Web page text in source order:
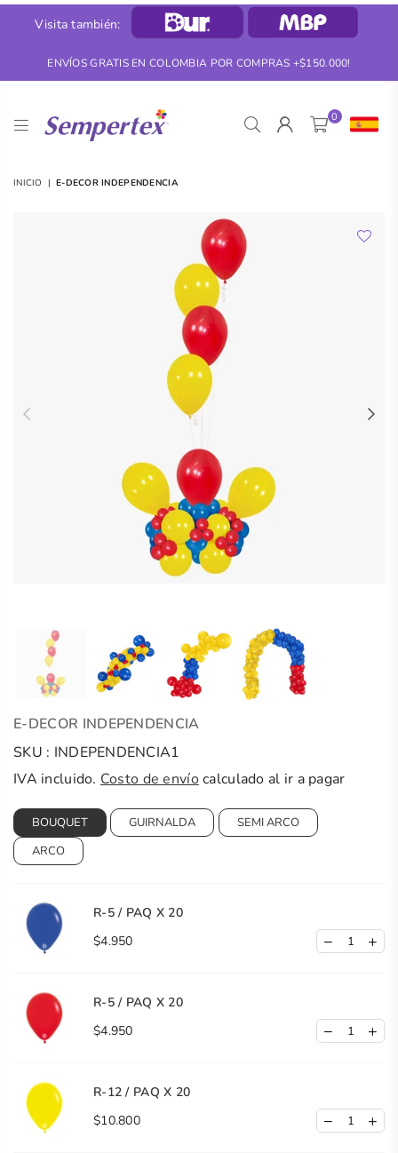
Visita también:
ENVÍOS GRATIS EN COLOMBIA POR COMPRAS +$150.000!
SEMPERTEX
0
INICIO | E-DECOR INDEPENDENCIA
E-DECOR INDEPENDENCIA
SKU : INDEPENDENCIA1
IVA incluido. Costo de envíocalculado al ir a pagar
BOUQUET GUIRNALDA
SEMI ARCO
ARCO
R-5 / PAQ X 20
$4.950
R-5 / PAQ X 20
$4.950
R-12 / PAQ X 20
$10.800